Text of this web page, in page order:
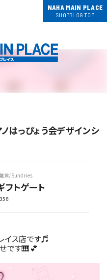
NAHA MAIN PLACE
SHOPBLOG TOP
はっぴょう会デザインシ
貨/Sundries
フトゲート
イス店です♬
です🎹💕